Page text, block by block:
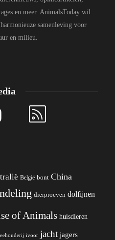
en meer. AnimalsToday wil
samenleving voor
en milieu.
België bont China
dierproeven dolfijnen
of Animals huisdieren
ivoor jacht jagers